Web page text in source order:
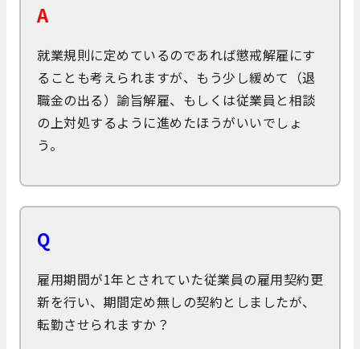
A
就業規則に定めているのであれば懲戒解雇にす
ることも考えられますが、もう少し緩めて（退
職金の出る）諭旨解雇、もしくは従業員と相談
の上対処するように進めたほうがいいでしょ
う。
Q
雇用期間が1年とされていた従業員の雇用契約更
新を行い、期間定め無しの契約としましたが、
転勤させられますか？